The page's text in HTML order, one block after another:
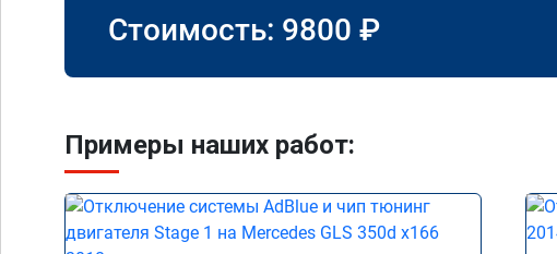
Стоимость: 9800 ₽
Примеры наших работ: